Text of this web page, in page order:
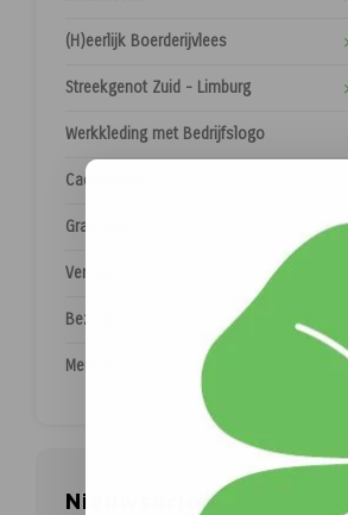
(H)eerlijk Boerderijvlees
Streekgenot Zuid - Limburg
Werkkleding met Bedrijfslogo
Cadeaubon
Graszoden
Verhuur
Bezorgservice
Merken
Nieuwsbrief